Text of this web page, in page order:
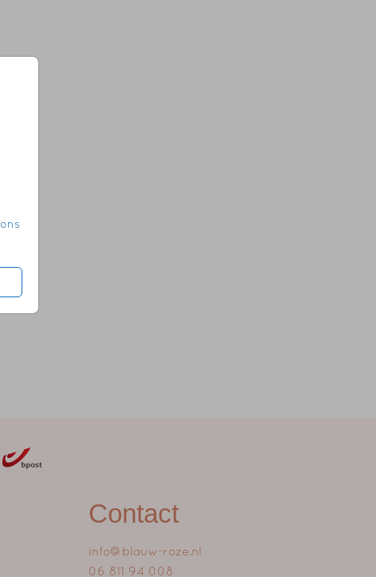
ons
Contact
info@blauw-roze.nl
06 811 94 008